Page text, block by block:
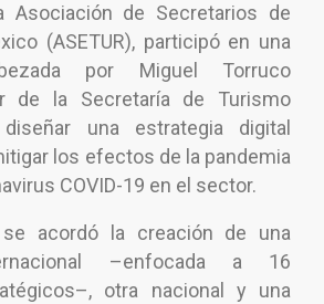
Asociación de Secretarios de
(ASETUR), participó en una
por Miguel Torruco
de la Secretaría de Turismo
una estrategia digital
los efectos de la pandemia
COVID-19 en el sector.
acordó la creación de una
–enfocada a 16
otra nacional y una